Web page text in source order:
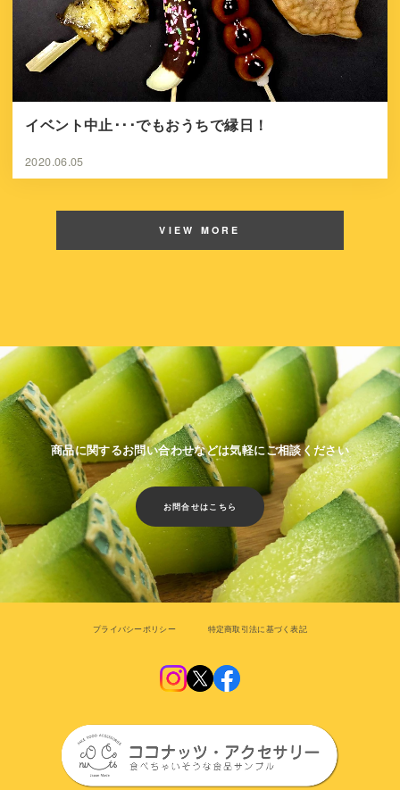
イベント中止･･･でもおうちで縁日！
2020.06.05
VIEW MORE
商品に関するお問い合わせなどは気軽にご相談ください
お問合せはこちら
プライバシーポリシー 特定商取引法に基づく表記